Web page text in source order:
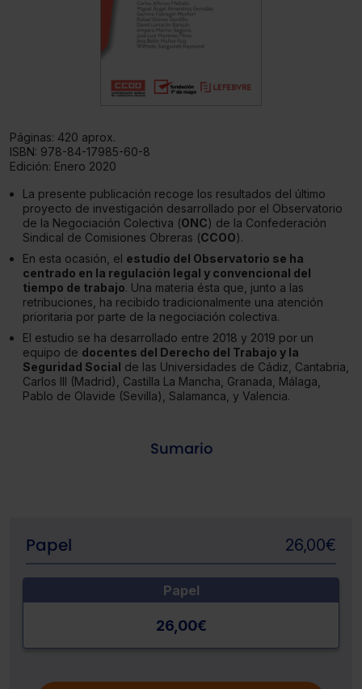
Páginas: 420 aprox.
ISBN: 978-84-17985-60-8
Edición: Enero 2020
La presente publicación recoge los resultados del último
proyecto de investigación desarrollado por el Observatorio
de la Negociación Colectiva (ONC) de la Confederación
Sindical de Comisiones Obreras (CCOO).
En esta ocasión, el estudio del Observatorio se ha
centrado en la regulación legal y convencional del
tiempo de trabajo. Una materia ésta que, junto a las
retribuciones, ha recibido tradicionalmente una atención
prioritaria por parte de la negociación colectiva.
El estudio se ha desarrollado entre 2018 y 2019 por un
equipo de docentes del Derecho del Trabajo y la
Seguridad Social de las Universidades de Cádiz, Cantabria,
Carlos III (Madrid), Castilla La Mancha, Granada, Málaga,
Pablo de Olavide (Sevilla), Salamanca, y Valencia.
Sumario
Papel 26,00€
Papel
26,00€